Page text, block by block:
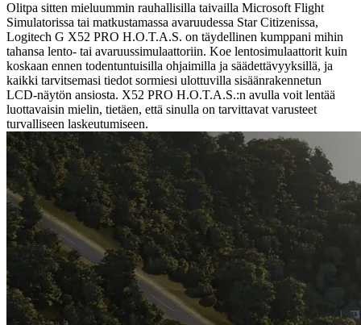
Olitpa sitten mieluummin rauhallisilla taivailla Microsoft Flight
Simulatorissa tai matkustamassa avaruudessa Star Citizenissa,
Logitech G X52 PRO H.O.T.A.S. on täydellinen kumppani mihin
tahansa lento- tai avaruussimulaattoriin. Koe lentosimulaattorit kuin
koskaan ennen todentuntuisilla ohjaimilla ja säädettävyyksillä, ja
kaikki tarvitsemasi tiedot sormiesi ulottuvilla sisäänrakennetun
LCD-näytön ansiosta. X52 PRO H.O.T.A.S.:n avulla voit lentää
luottavaisin mielin, tietäen, että sinulla on tarvittavat varusteet
turvalliseen laskeutumiseen.